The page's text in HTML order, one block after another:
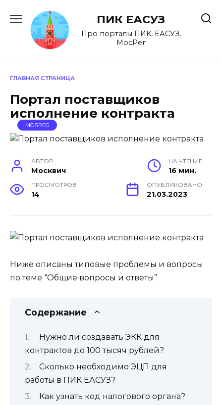
содержанию
ПИК ЕАСУЗ
Про порталы ПИК, ЕАСУЗ,
МосРег
ГЛАВНАЯ СТРАНИЦА
Портал поставщиков
исполнение контракта
MOSREG
АВТОР
Москвич
НА ЧТЕНИЕ
16 мин.
ПРОСМОТРОВ
14
ОПУБЛИКОВАНО
21.03.2023
Ниже описаны типовые проблемы и вопросы
по теме “Общие вопросы и ответы”
Содержание
Нужно ли создавать ЭКК для
контрактов до 100 тысяч рублей?
Сколько необходимо ЭЦП для
работы в ПИК ЕАСУЗ?
Как узнать код налогового органа?